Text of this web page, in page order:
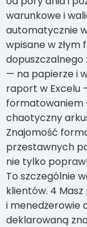
warunkowe i
automatycznie
wpisane w
dopuszczalnego
— na papierze i
raport w Excelu
formatowaniem
chaotyczny
Znajomość
przestawnych
nie tylko
To szczególnie
klientów. 4
i menedżerowie
deklarowaną